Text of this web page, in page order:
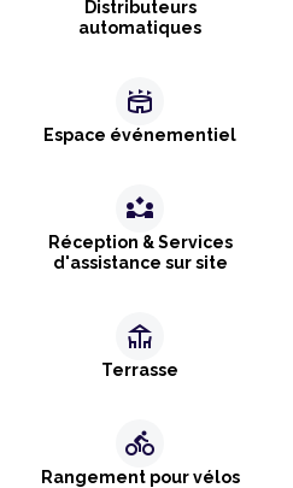
Distributeurs
automatiques
stadium
Espace événementiel
partner_exchange
Réception & Services
d'assistance sur site
deck
Terrasse
directions_bike
Rangement pour vélos